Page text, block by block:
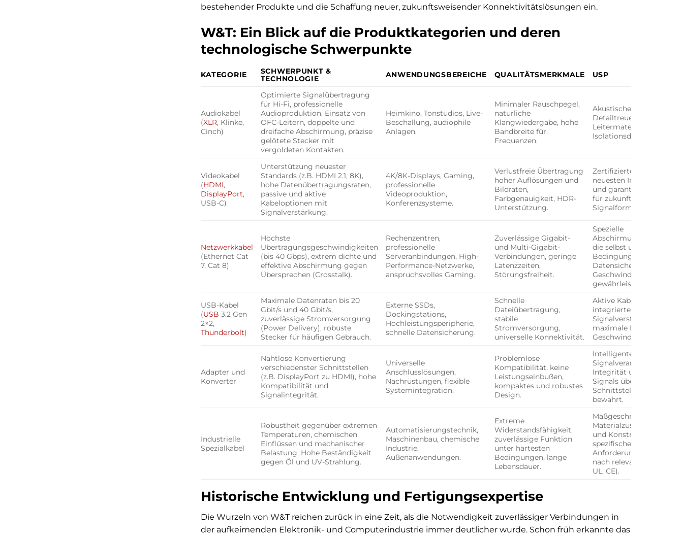
bestehender Produkte und die Schaffung neuer, zukunftsweisender Konnektivitätslösungen ein.
W&T: Ein Blick auf die Produktkategorien und deren
technologische Schwerpunkte
KATEGORIE
SCHWERPUNKT &
TECHNOLOGIE
ANWENDUNGSBEREICHE QUALITÄTSMERKMALE USP
Audiokabel
(XLR, Klinke,
Cinch)
Optimierte Signalübertragung
für Hi-Fi, professionelle
Audioproduktion. Einsatz von
OFC-Leitern, doppelte und
dreifache Abschirmung, präzise
gelötete Stecker mit
vergoldeten Kontakten.
Heimkino, Tonstudios, Live-
Beschallung, audiophile
Anlagen.
Minimaler Rauschpegel,
natürliche
Klangwiedergabe, hohe
Bandbreite für
Frequenzen.
Akustische Präzision und
Detailtreue durch
Leitermaterialien und
Isolationsdichten.
Videokabel
(HDMI,
DisplayPort,
USB-C)
Unterstützung neuester
Standards (z.B. HDMI 2.1, 8K),
hohe Datenübertragungsraten,
passive und aktive
Kabeloptionen mit
Signalverstärkung.
4K/8K-Displays, Gaming,
professionelle
Videoproduktion,
Konferenzsysteme.
Verlustfreie Übertragung
hoher Auflösungen und
Bildraten,
Farbgenauigkeit, HDR-
Unterstützung.
Zertifizierte Konformität
neuesten
und garantierte
für zukunftsfähige
Signalformate.
Netzwerkkabel
(Ethernet Cat
7, Cat 8)
Höchste
Übertragungsgeschwindigkeiten
(bis 40 Gbps), extrem dichte und
effektive Abschirmung gegen
Übersprechen (Crosstalk).
Rechenzentren,
professionelle
Serveranbindungen, High-
Performance-Netzwerke,
anspruchsvolles Gaming.
Zuverlässige Gigabit-
und Multi-Gigabit-
Verbindungen, geringe
Latenzzeiten,
Störungsfreiheit.
Spezielle
die selbst unter extremen
Bedingungen maximale
Datensicherheit und
Geschwindigkeit
gewährleisten.
USB-Kabel
(USB 3.2 Gen
2×2,
Thunderbolt)
Maximale Datenraten bis 20
Gbit/s und 40 Gbit/s,
zuverlässige Stromversorgung
(Power Delivery), robuste
Stecker für häufigen Gebrauch.
Externe SSDs,
Dockingstations,
Hochleistungsperipherie,
schnelle Datensicherung.
Schnelle
Dateiübertragung,
stabile
Stromversorgung,
universelle Konnektivität.
Aktive
integrierten Chips zur
Signalverstärkung für
maximale Längen und
Geschwindigkeiten.
Adapter und
Konverter
Nahtlose Konvertierung
verschiedenster Schnittstellen
(z.B. DisplayPort zu HDMI), hohe
Kompatibilität und
Signalintegrität.
Universelle
Anschlusslösungen,
Nachrüstungen, flexible
Systemintegration.
Problemlose
Kompatibilität, keine
Leistungseinbußen,
kompaktes und robustes
Design.
Intelligente
Signalverarbeitung, die
Integrität und Qualität
Signals über
Schnittstellen hinweg
bewahrt.
Industrielle
Spezialkabel
Robustheit gegenüber extremen
Temperaturen, chemischen
Einflüssen und mechanischer
Belastung. Hohe Beständigkeit
gegen Öl und UV-Strahlung.
Automatisierungstechnik,
Maschinenbau, chemische
Industrie,
Außenanwendungen.
Extreme
Widerstandsfähigkeit,
zuverlässige Funktion
unter härtesten
Bedingungen, lange
Lebensdauer.
Maßgeschneiderte
und Konstruktionen für
spezifische industrielle
Anforderungen,
nach relevanten Normen
UL, CE).
Historische Entwicklung und Fertigungsexpertise
Die Wurzeln von W&T reichen zurück in eine Zeit, als die Notwendigkeit zuverlässiger Verbindungen in
der aufkeimenden Elektronik- und Computerindustrie immer deutlicher wurde. Schon früh erkannte das